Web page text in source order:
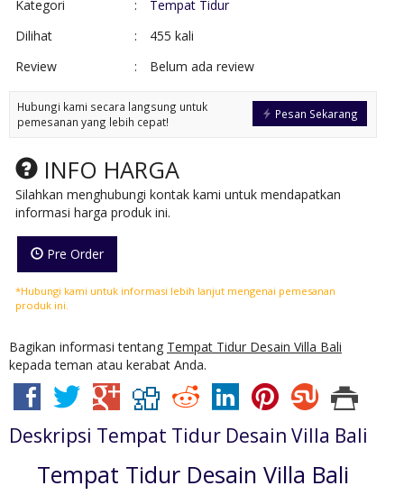
Kategori
:
Tempat Tidur
Dilihat
:
455 kali
Review
: Belum ada review
Pesan Sekarang
Hubungi kami secara langsung untuk
pemesanan yang lebih cepat!
INFO HARGA
Silahkan menghubungi kontak kami untuk mendapatkan
informasi harga produk ini.
Pre Order
*Hubungi kami untuk informasi lebih lanjut mengenai pemesanan
produk ini.
Bagikan informasi tentang Tempat Tidur Desain Villa Bali
kepada teman atau kerabat Anda.
Deskripsi Tempat Tidur Desain Villa Bali
Tempat Tidur Desain Villa Bali